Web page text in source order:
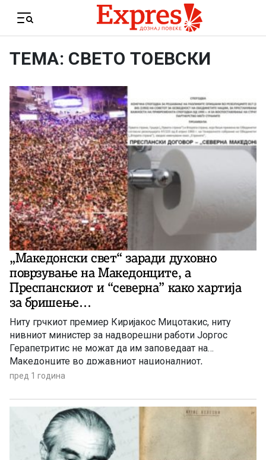
Menu
ТЕМА: СВЕТО ТОЕВСКИ
„Македонски свет“ заради духовно
поврзување на Македонците, а
Преспанскиот и “северна” како хартија
за бришење…
Ниту грчкиот премиер Киријакос Мицотакис, ниту
нивниот министер за надворешни работи Јоргос
Герапетритис не можат да им заповедаат на
Македонците во државниот националниот,
политичкиот и јавно-медиумскиот простор
пред 1 година